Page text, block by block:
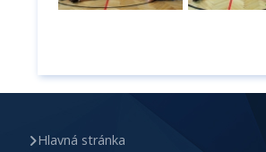
Hlavná stránka